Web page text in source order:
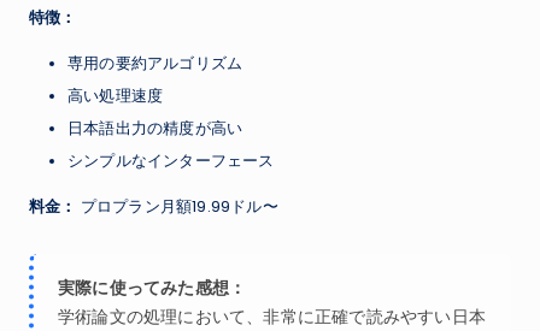
特徴：
専用の要約アルゴリズム
高い処理速度
日本語出力の精度が高い
シンプルなインターフェース
料金： プロプラン月額19.99ドル〜
実際に使ってみた感想：
学術論文の処理において、非常に正確で読みやすい日本